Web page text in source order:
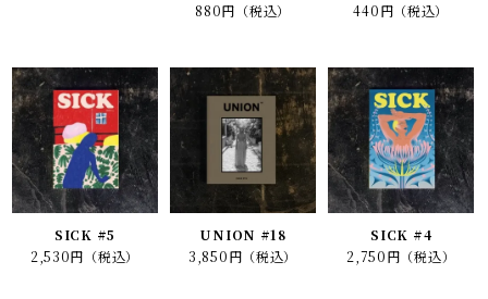
880円（税込）
440円（税込）
SICK #5
2,530円（税込）
UNION #18
3,850円（税込）
SICK #4
2,750円（税込）